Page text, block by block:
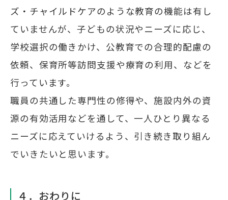
ズ・チャイルドケアのような教育の機能は有し
ていませんが、子どもの状況やニーズに応じ、
学校選択の働きかけ、公教育での合理的配慮の
依頼、保育所等訪問支援や療育の利用、などを
行っています。
職員の共通した専門性の修得や、施設内外の資
源の有効活用などを通して、一人ひとり異なる
ニーズに応えていけるよう、引き続き取り組ん
でいきたいと思います。
４．おわりに